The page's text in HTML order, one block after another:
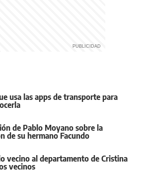
usa las apps de transporte para
de Pablo Moyano sobre la
de su hermano Facundo
vecino al departamento de Cristina
vecinos